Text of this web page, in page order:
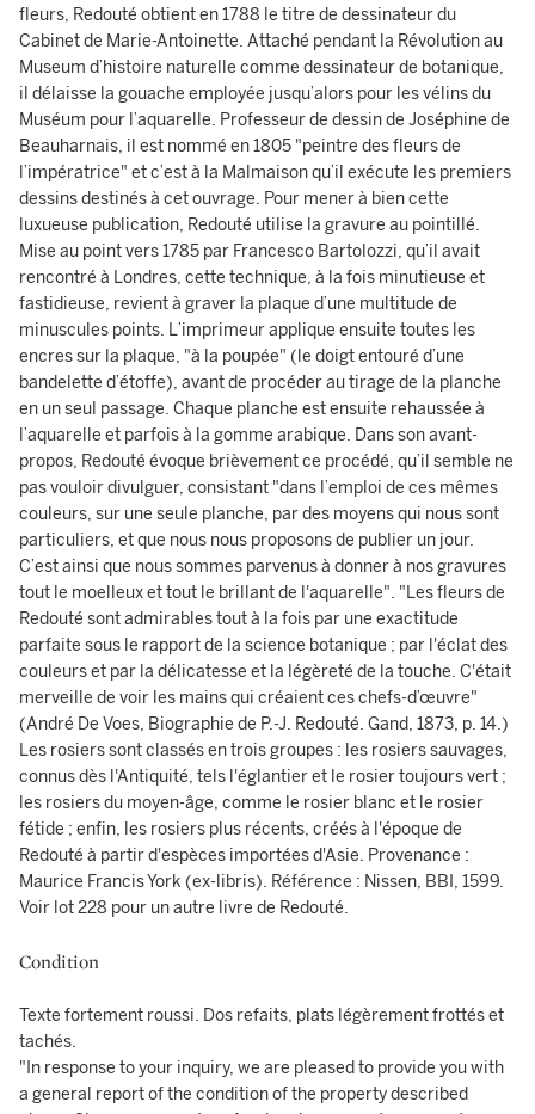
fleurs, Redouté obtient en 1788 le titre de dessinateur du
Cabinet de Marie-Antoinette. Attaché pendant la Révolution au
Museum d’histoire naturelle comme dessinateur de botanique,
il délaisse la gouache employée jusqu’alors pour les vélins du
Muséum pour l’aquarelle. Professeur de dessin de Joséphine de
Beauharnais, il est nommé en 1805 "peintre des fleurs de
l’impératrice" et c’est à la Malmaison qu’il exécute les premiers
dessins destinés à cet ouvrage. Pour mener à bien cette
luxueuse publication, Redouté utilise la gravure au pointillé.
Mise au point vers 1785 par Francesco Bartolozzi, qu’il avait
rencontré à Londres, cette technique, à la fois minutieuse et
fastidieuse, revient à graver la plaque d’une multitude de
minuscules points. L’imprimeur applique ensuite toutes les
encres sur la plaque, "à la poupée" (le doigt entouré d’une
bandelette d’étoffe), avant de procéder au tirage de la planche
en un seul passage. Chaque planche est ensuite rehaussée à
l’aquarelle et parfois à la gomme arabique. Dans son avant-
propos, Redouté évoque brièvement ce procédé, qu’il semble ne
pas vouloir divulguer, consistant "dans l’emploi de ces mêmes
couleurs, sur une seule planche, par des moyens qui nous sont
particuliers, et que nous nous proposons de publier un jour.
C’est ainsi que nous sommes parvenus à donner à nos gravures
tout le moelleux et tout le brillant de l'aquarelle". "Les fleurs de
Redouté sont admirables tout à la fois par une exactitude
parfaite sous le rapport de la science botanique ; par l'éclat des
couleurs et par la délicatesse et la légèreté de la touche. C'était
merveille de voir les mains qui créaient ces chefs-d’œuvre"
(André De Voes, Biographie de P.-J. Redouté. Gand, 1873, p. 14.)
Les rosiers sont classés en trois groupes : les rosiers sauvages,
connus dès l'Antiquité, tels l'églantier et le rosier toujours vert ;
les rosiers du moyen-âge, comme le rosier blanc et le rosier
fétide ; enfin, les rosiers plus récents, créés à l'époque de
Redouté à partir d'espèces importées d'Asie. Provenance :
Maurice Francis York (ex-libris). Référence : Nissen, BBI, 1599.
Voir lot 228 pour un autre livre de Redouté.
Condition
Texte fortement roussi. Dos refaits, plats légèrement frottés et
tachés.
"In response to your inquiry, we are pleased to provide you with
a general report of the condition of the property described